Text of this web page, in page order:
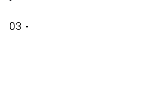
03 -